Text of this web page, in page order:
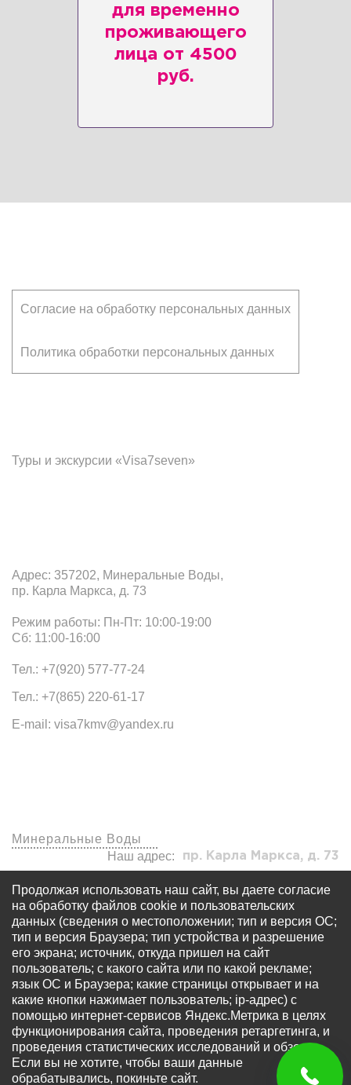
для временно
проживающего
лица от 4500
руб.
Адрес: 357202, Минеральные Воды,
пр. Карла Маркса, д. 73
Режим работы: Пн-Пт: 10:00-19:00
Сб: 11:00-16:00
Тел.: +7(920) 577-77-24
Тел.: +7(865) 220-61-17
E-mail: visa7kmv@yandex.ru
Согласие на обработку персональных данных
Политика обработки персональных данных
Туры и экскурсии «Visa7seven»
Минеральные Воды
Наш адрес:
пр. Карла Маркса, д. 73
visa7kmv@yandex.ru
+7 (920) 577-77-24
© Все права защищены - OOO «Многопрофильный
визовый центр «Виза 7» Запрещается использование
любых материалов сайта без письменного разрешения
правообладателя. Информация на сайте не является
публичной офертой, определяемой положениями ст.
Продолжая использовать наш сайт, вы даете согласие
на обработку файлов cookie и пользовательских
данных (сведения о местоположении; тип и версия ОС;
тип и версия Браузера; тип устройства и разрешение
его экрана; источник, откуда пришел на сайт
пользователь; с какого сайта или по какой рекламе;
язык ОС и Браузера; какие страницы открывает и на
какие кнопки нажимает пользователь; ip-адрес) с
помощью интернет-сервисов Яндекс.Метрика в целях
функционирования сайта, проведения ретаргетинга, и
проведения статистических исследований и обзоров.
Если вы не хотите, чтобы ваши данные
обрабатывались, покиньте сайт.